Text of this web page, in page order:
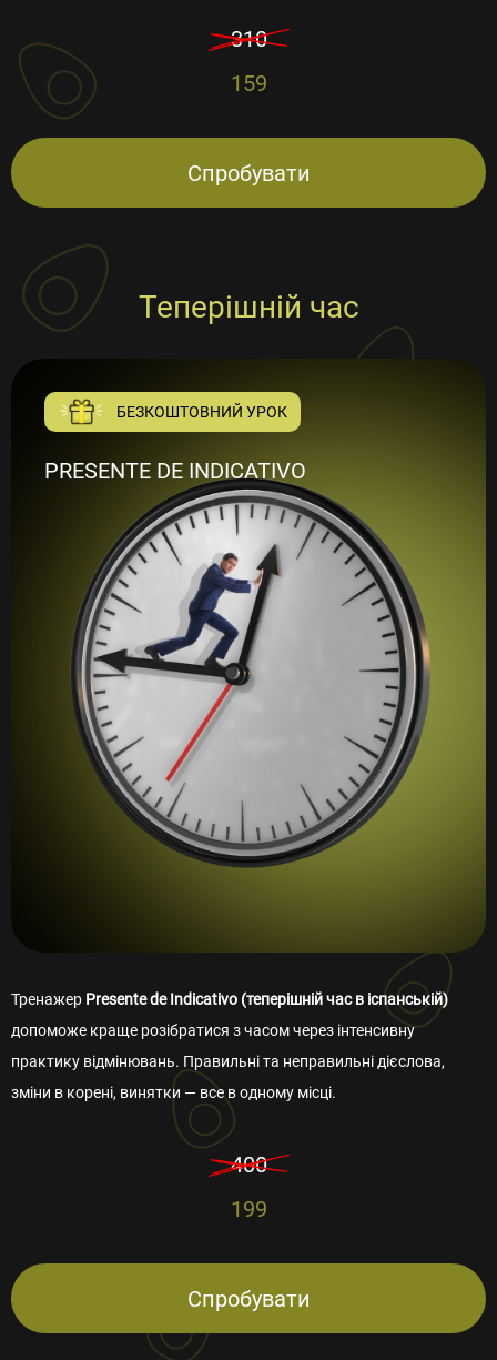
310
159
Спробувати
Теперішній час
БЕЗКОШТОВНИЙ УРОК
PRESENTE DE INDICATIVO
Тренажер Presente de Indicativo (теперішній час в іспанській)
допоможе краще розібратися з часом через інтенсивну
практику відмінювань. Правильні та неправильні дієслова,
зміни в корені, винятки — все в одному місці.
400
199
Спробувати